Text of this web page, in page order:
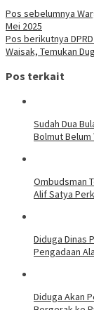
Pos sebelumnya
Mei 2025
Pos berikutnya
Waisak, Temukan
Pos terkait
Sudah Dua
Bolmut Belum
Ombudsman
Alif Satya
Diduga Dinas
Pengadaan
Diduga Akan